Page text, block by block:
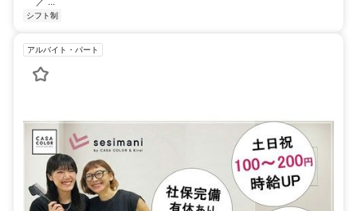
シフト制
アルバイト・パート